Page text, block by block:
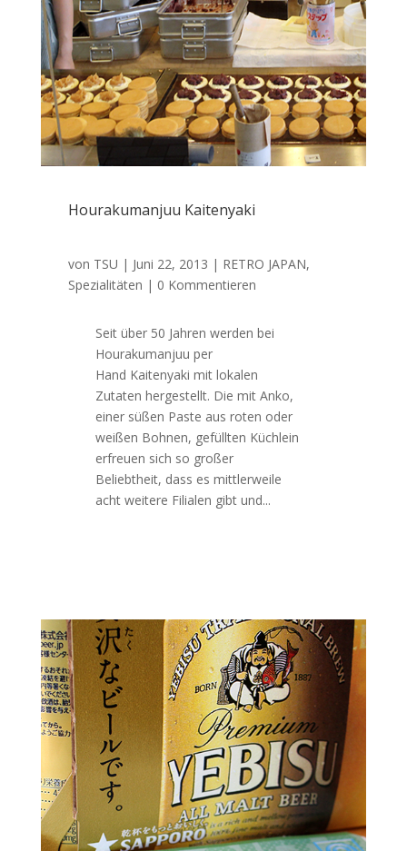
Hourakumanjuu Kaitenyaki
von TSU | Juni 22, 2013 | RETRO JAPAN,
Spezialitäten | 0 Kommentieren
Seit über 50 Jahren werden bei
Hourakumanjuu per
Hand Kaitenyaki mit lokalen
Zutaten hergestellt. Die mit Anko,
einer süßen Paste aus roten oder
weißen Bohnen, gefüllten Küchlein
erfreuen sich so großer
Beliebtheit, dass es mittlerweile
acht weitere Filialen gibt und...